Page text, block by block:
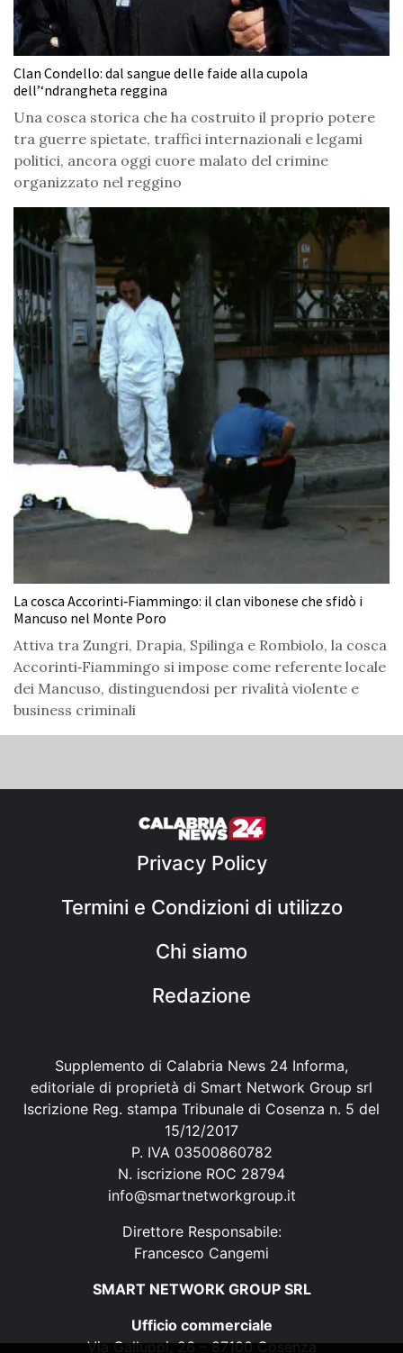
Clan Condello: dal sangue delle faide alla cupola
dell’‘ndrangheta reggina
Una cosca storica che ha costruito il proprio potere
tra guerre spietate, traffici internazionali e legami
politici, ancora oggi cuore malato del crimine
organizzato nel reggino
La cosca Accorinti‑Fiammingo: il clan vibonese che sfidò i
Mancuso nel Monte Poro
Attiva tra Zungri, Drapia, Spilinga e Rombiolo, la cosca
Accorinti‑Fiammingo si impose come referente locale
dei Mancuso, distinguendosi per rivalità violente e
business criminali
Privacy Policy
Termini e Condizioni di utilizzo
Chi siamo
Redazione
Supplemento di Calabria News 24 Informa,
editoriale di proprietà di Smart Network Group srl
Iscrizione Reg. stampa Tribunale di Cosenza n. 5 del
15/12/2017
P. IVA 03500860782
N. iscrizione ROC 28794
info@smartnetworkgroup.it
Direttore Responsabile:
Francesco Cangemi
SMART NETWORK GROUP SRL
Ufficio commerciale
Via Galluppi, 26 – 87100 Cosenza